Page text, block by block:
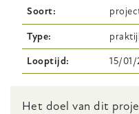
Soort
Type
Looptijd 15/01/
Body
Het doel van dit